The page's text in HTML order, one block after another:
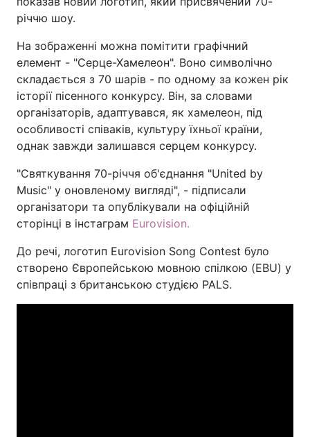
річчю шоу.
На зображенні можна помітити графічний
елемент - "Серце-Хамелеон". Воно символічно
складається з 70 шарів - по одному за кожен рік
історії пісенного конкурсу. Він, за словами
організаторів, адаптувався, як хамелеон, під
особливості співаків, культуру їхньої країни,
однак завжди залишався серцем конкурсу.
"Святкування 70-річчя об'єднання "United by
Music" у оновленому вигляді", - підписали
організатори та опублікували на офіційній
сторінці в інстаграм Eurovision.
До речі, логотип Eurovision Song Contest було
створено Європейською мовною спілкою (EBU) у
співпраці з британською студією PALS.